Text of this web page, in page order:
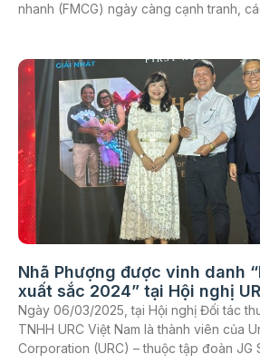
nhanh (FMCG) ngày càng cạnh tranh,
Nhã Phượng được vinh danh
xuất sắc 2024” tại Hội nghị
Ngày 06/03/2025, tại Hội nghị Đối tác
TNHH URC Việt Nam là thành viên của
Corporation (URC) – thuộc tập đoàn JG